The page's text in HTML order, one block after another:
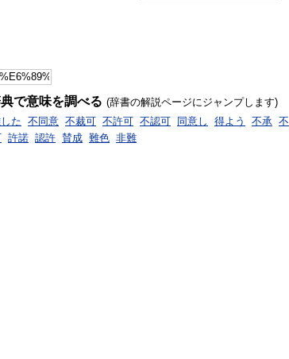
で意味を調べる (辞書の解説ページにジャンプします)
た 不同意 不裁可 不許可 不認可 同意し 得よう 不承 不
許諾 認許 賛成 難色 非難